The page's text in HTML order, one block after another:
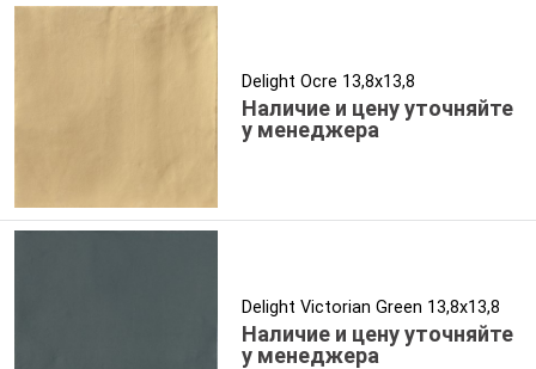
Delight Ocre 13,8x13,8
Наличие и цену уточняйте
у менеджера
Delight Victorian Green 13,8x13,8
Наличие и цену уточняйте
у менеджера